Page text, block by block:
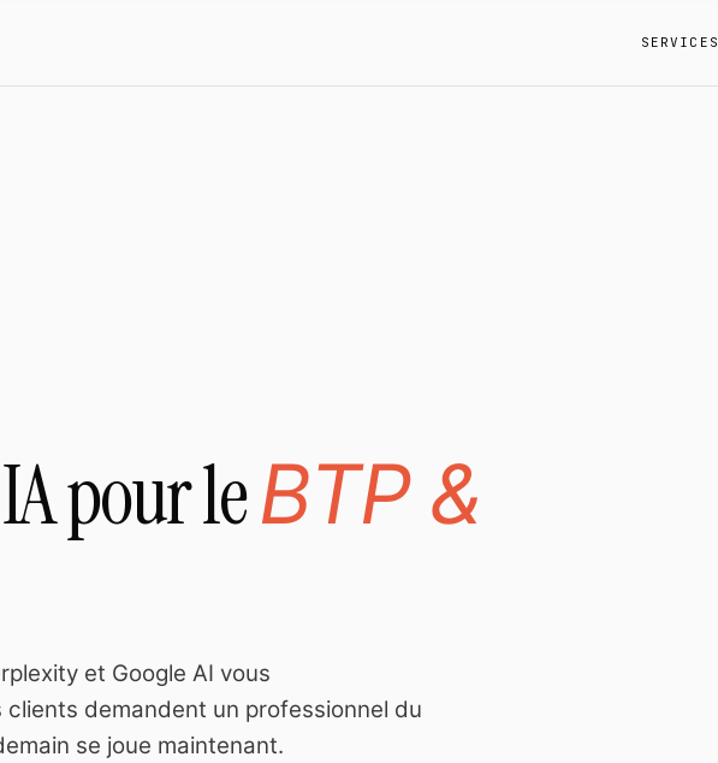
SERVICES
pour leBTP &
et Google AI vous
demandent un professionnel du
se joue maintenant.